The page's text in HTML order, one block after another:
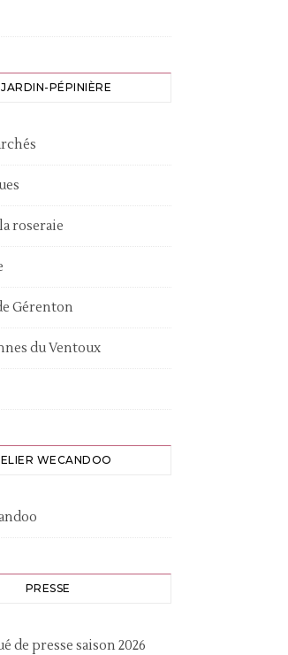
PÉPINIÈRE
roseraie
Gérenton
du Ventoux
WECANDOO
PRESSE
de presse saison 2026